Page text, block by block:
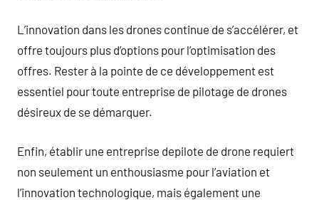
L’innovation dans les drones continue de s’accélérer, et
offre toujours plus d’options pour l’optimisation des
offres. Rester à la pointe de ce développement est
essentiel pour toute entreprise de pilotage de drones
désireux de se démarquer.
Enfin, établir une entreprise depilote de drone requiert
non seulement un enthousiasme pour l’aviation et
l’innovation technologique, mais également une